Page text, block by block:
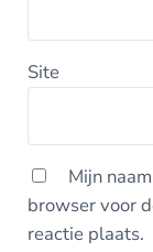
Site
Mijn
browser voor
reactie plaats.